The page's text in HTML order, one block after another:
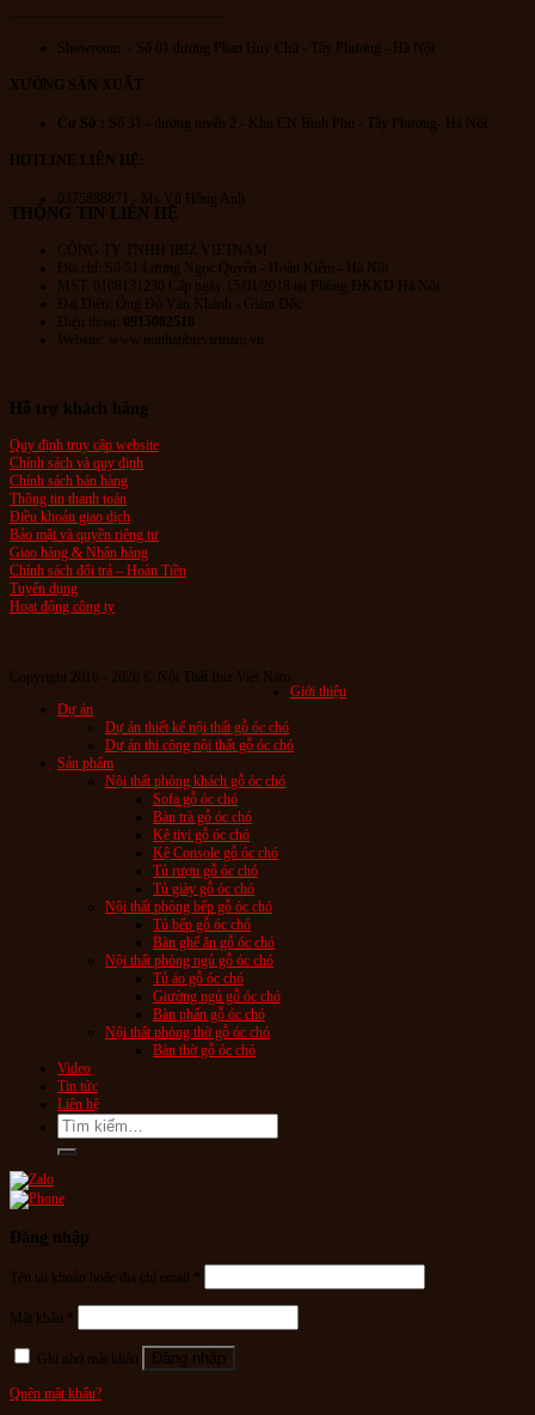
Showroom - Số 01 đường Phan Huy Chú - Tây Phương - Hà Nội
XƯỞNG SẢN XUẤT
Cơ Sở : Số 31 - đường tuyến 2 - Khu CN Bình Phú - Tây Phương- Hà Nội
HOTLINE LIÊN HỆ:
0375888871 - Ms Vũ Hồng Anh
THÔNG TIN LIÊN HỆ
CÔNG TY TNHH IBIZ VIETNAM
Địa chỉ: Số 51 Lương Ngọc Quyến - Hoàn Kiếm - Hà Nội
MST: 0108131230 Cấp ngày 15/01/2018 tại Phòng ĐKKD Hà Nội
Đại Diện: Ông Đỗ Văn Khánh - Giám Đốc
Điện thoại: 0915082518
Website: www.noithatibizvietnam.vn
Hỗ trợ khách hàng
Quy định truy cập website
Chính sách và quy định
Chính sách bán hàng
Thông tin thanh toán
Điều khoản giao dịch
Bảo mật và quyền riêng tư
Giao hàng & Nhận hàng
Chính sách đổi trả – Hoàn Tiền
Tuyển dụng
Hoạt động công ty
Copyright 2016 - 2026 © Nội Thất Ibiz Việt Nam
Giới thiệu
Dự án
Dự án thiết kế nội thất gỗ óc chó
Dự án thi công nội thất gỗ óc chó
Sản phẩm
Nội thất phòng khách gỗ óc chó
Sofa gỗ óc chó
Bàn trà gỗ óc chó
Kệ tivi gỗ óc chó
Kệ Console gỗ óc chó
Tủ rượu gỗ óc chó
Tủ giày gỗ óc chó
Nội thất phòng bếp gỗ óc chó
Tủ bếp gỗ óc chó
Bàn ghế ăn gỗ óc chó
Nội thất phòng ngủ gỗ óc chó
Tủ áo gỗ óc chó
Giường ngủ gỗ óc chó
Bàn phấn gỗ óc chó
Nội thất phòng thờ gỗ óc chó
Bàn thờ gỗ óc chó
Video
Tin tức
Liên hệ
Tìm
kiếm:
Đăng nhập
Tên tài khoản hoặc địa chỉ email *
Mật khẩu *
Ghi nhớ mật khẩu Đăng nhập
Quên mật khẩu?